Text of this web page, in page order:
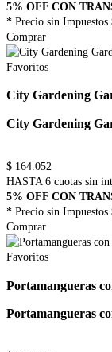
5% OFF CON
* Precio sin Impuestos
Comprar
Favoritos
City Gardening
City Gardening
$ 164.052
HASTA 6 cuotas sin
5% OFF CON
* Precio sin Impuestos
Comprar
Favoritos
Portamangueras
Portamangueras